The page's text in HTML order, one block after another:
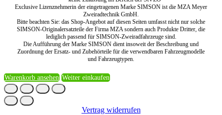
Exclusive Lizenznehmerin der eingetragenen Marke SIMSON ist die MZA Meyer
Zweiradtechnik GmbH.
Bitte beachten Sie: das Shop-Angebot auf diesen Seiten umfasst nicht nur solche
SIMSON-Originalersatzteile der Firma MZA sondern auch Produkte Dritter, die
lediglich passend für SIMSON-Zweiradfahrzeuge sind.
Die Aufführung der Marke SIMSON dient insoweit der Beschreibung und
Zuordnung der Ersatz- und Zubehörteile für die verwendbaren Fahrzeugmodelle
und Fahrzeugtypen.
Warenkorb ansehen Weiter einkaufen
Vertrag widerrufen